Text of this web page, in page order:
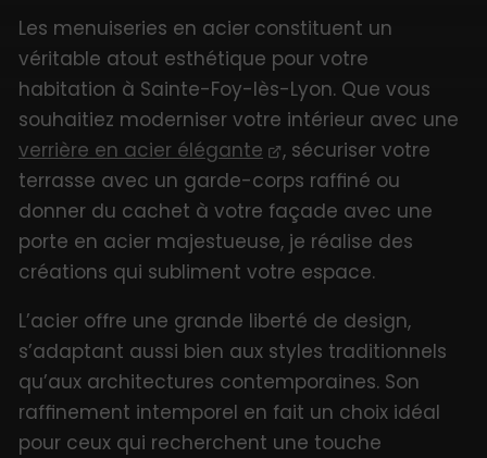
Les menuiseries en acier constituent un
véritable atout esthétique pour votre
habitation à Sainte-Foy-lès-Lyon. Que vous
souhaitiez moderniser votre intérieur avec une
verrière en acier élégante
, sécuriser votre
terrasse avec un garde-corps raffiné ou
donner du cachet à votre façade avec une
porte en acier majestueuse, je réalise des
créations qui subliment votre espace.
L’acier offre une grande liberté de design,
s’adaptant aussi bien aux styles traditionnels
qu’aux architectures contemporaines. Son
raffinement intemporel en fait un choix idéal
pour ceux qui recherchent une touche